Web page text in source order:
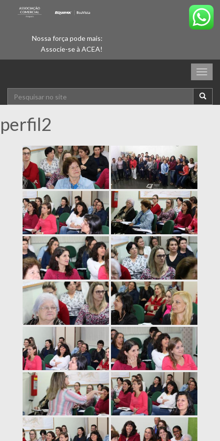
Nossa força pode mais:
Associe-se à ACEA!
perfil2